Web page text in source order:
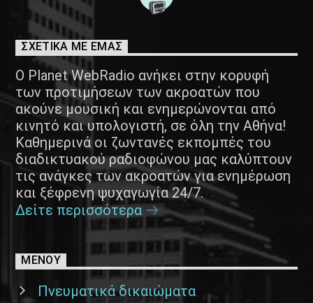
ΣΧΕΤΙΚΑ ΜΕ ΕΜΑΣ
Ο Planet WebRadio ανήκει στην κορυφή
των προτιμήσεων των ακροατών που
ακούνε μουσική και ενημερώνονται από
κινητό και υπολογιστή, σε όλη την Αθήνα!
Καθημερινά οι ζωντανές εκπομπές του
διαδικτυακού ραδιοφώνου μας καλύπτουν
τις ανάγκες των ακροατών για ενημέρωση
και ξέφρενη ψυχαγωγία 24/7.
Δείτε περισσότερα
ΜΕΝΟΥ
Πνευματικά δικαιώματα